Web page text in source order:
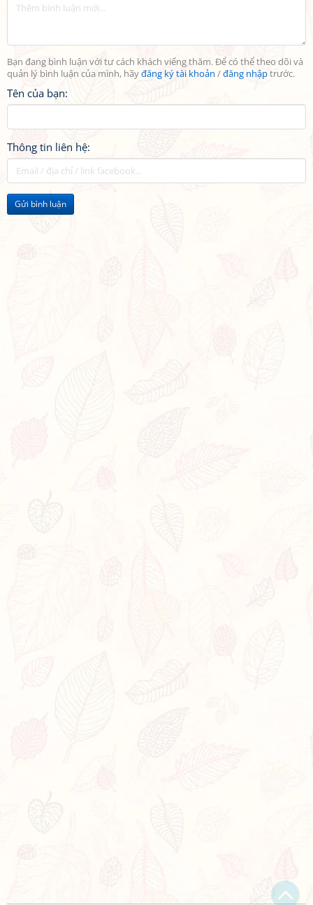
Bạn đang bình luận với tư cách khách viếng thăm. Để có thể theo dõi và
quản lý bình luận của mình, hãyđăng ký tài khoản /đăng nhậptrước.
Tên của bạn:
Thông tin liên hệ:
Gửi bình luận